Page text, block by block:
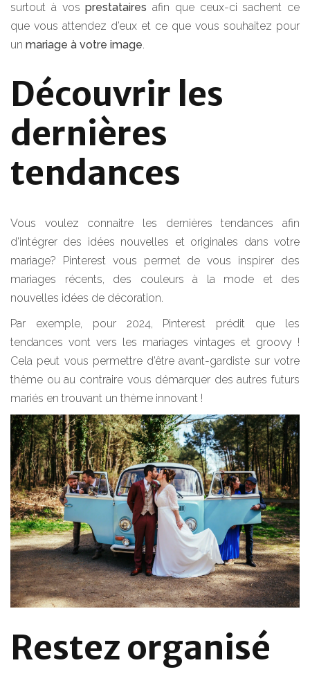
surtout à vosprestataires afin que ceux-ci sachent ce
que vous attendez d’eux et ce que vous souhaitez pour
un mariage à votre image.
Découvrir les
dernières
tendances
Vous voulez connaitre les dernières tendances afin
d’intégrer des idées nouvelles et originales dans votre
mariage? Pinterest vous permet de vous inspirer des
mariages récents, des couleurs à la mode et des
nouvelles idées de décoration.
Par exemple, pour 2024, Pinterest prédit que les
tendances vont vers les mariages vintages et groovy !
Cela peut vous permettre d’être avant-gardiste sur votre
thème ou au contraire vous démarquer des autres futurs
mariés en trouvant un thème innovant !
Restez organisé